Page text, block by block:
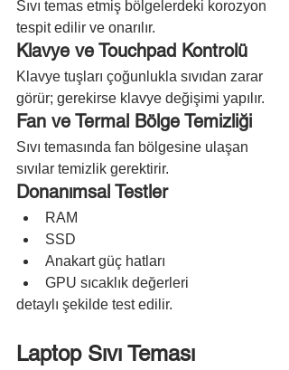
Sıvı temas etmiş bölgelerdeki korozyon
tespit edilir ve onarılır.
Klavye ve Touchpad Kontrolü
Klavye tuşları çoğunlukla sıvıdan zarar
görür; gerekirse klavye değişimi yapılır.
Fan ve Termal Bölge Temizliği
Sıvı temasında fan bölgesine ulaşan
sıvılar temizlik gerektirir.
Donanımsal Testler
RAM
SSD
Anakart güç hatları
GPU sıcaklık değerleri
detaylı şekilde test edilir.
Laptop Sıvı Teması